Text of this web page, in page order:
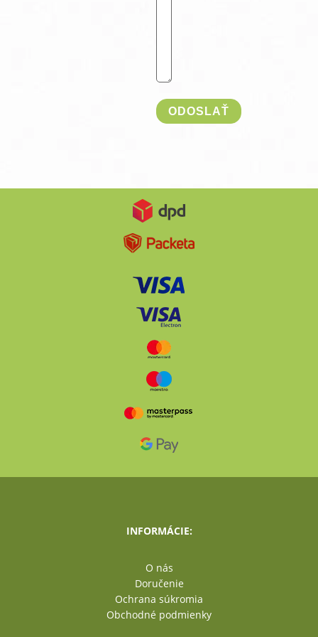
INFORMÁCIE:
O nás
Doručenie
Ochrana súkromia
Obchodné podmienky